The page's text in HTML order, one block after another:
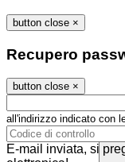
button close ×
Recupero
button close ×
all'indirizzo indicato con
E-mail inviata, si